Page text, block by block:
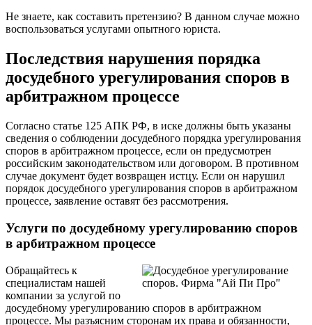
Не знаете, как составить претензию? В данном случае можно
воспользоваться услугами опытного юриста.
Последствия нарушения порядка
досудебного урегулирования споров в
арбитражном процессе
Согласно статье 125 АПК РФ, в иске должны быть указаны
сведения о соблюдении досудебного порядка урегулирования
споров в арбитражном процессе, если он предусмотрен
российским законодательством или договором. В противном
случае документ будет возвращен истцу. Если он нарушил
порядок досудебного урегулирования споров в арбитражном
процессе, заявление оставят без рассмотрения.
Услуги по досудебному урегулированию споров
в арбитражном процессе
Обращайтесь к
специалистам нашей
компании за услугой по
досудебному урегулированию споров в арбитражном
процессе. Мы разъясним сторонам их права и обязанности,